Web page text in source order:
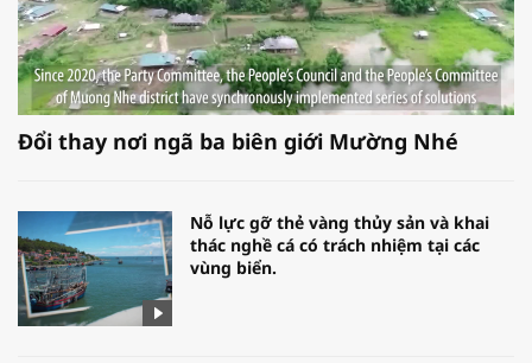
Đổi thay nơi ngã ba biên giới Mường Nhé
Nỗ lực gỡ thẻ vàng thủy sản và khai
thác nghề cá có trách nhiệm tại các
vùng biển.